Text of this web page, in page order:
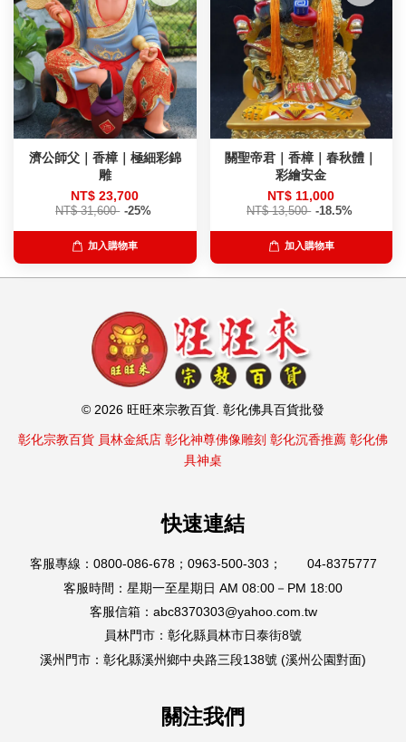
濟公師父｜香樟｜極細彩錦
雕
NT$ 23,700
NT$ 31,600 -25%
加入購物車
關聖帝君｜香樟｜春秋體｜
彩繪安金
NT$ 11,000
NT$ 13,500 -18.5%
加入購物車
© 2026 旺旺來宗教百貨. 彰化佛具百貨批發
彰化宗教百貨 員林金紙店 彰化神尊佛像雕刻 彰化沉香推薦 彰化佛
具神桌
快速連結
客服專線：0800-086-678；0963-500-303； 04-8375777
客服時間：星期一至星期日 AM 08:00－PM 18:00
客服信箱：abc8370303@yahoo.com.tw
員林門市：彰化縣員林市日泰街8號
溪州門市：彰化縣溪州鄉中央路三段138號 (溪州公園對面)
關注我們